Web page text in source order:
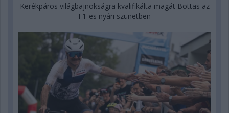
Kerékpáros világbajnokságra kvalifikálta magát Bottas az
F1-es nyári szünetben